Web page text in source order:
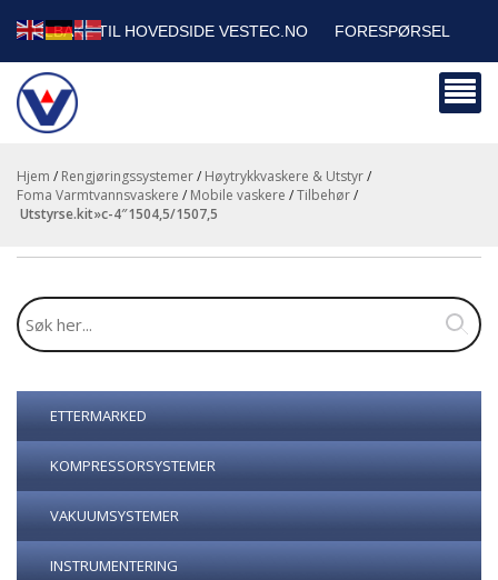
TILBAKE TIL HOVEDSIDE VESTEC.NO FORESPØRSEL
HANDLEVOGN
BEDRIFTSKUNDER
Hjem / Rengjøringssystemer/ Høytrykkvaskere & Utstyr/
Foma Varmtvannsvaskere / Mobile vaskere /Tilbehør/
utstyrse.kit»c-4″1504,5/1507,5
ETTERMARKED
KOMPRESSORSYSTEMER
VAKUUMSYSTEMER
INSTRUMENTERING